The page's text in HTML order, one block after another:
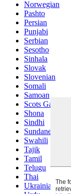
Norwegian
Pashto
Persian
Punjabi
Serbian
Sesotho
Sinhala
Slovak
Slovenian
Somali
Samoan
Scots Gaelic
Shona
Sindhi
Sundanese
Swahili
Tajik
Tamil
Telugu
Thai
Ukrainian